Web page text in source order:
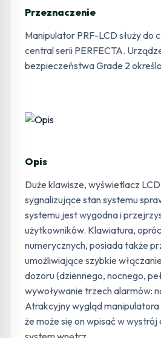
Przeznaczenie
Manipulator PRF-LCD służy do
central serii PERFECTA.
bezpieczeństwa Grade 2
Opis
Duże klawisze, wyświetlacz
sygnalizujące stan systemu
systemu jest wygodna i
użytkowników. Klawiatura,
numerycznych, posiada także
umożliwiające szybkie
dozoru (dziennego, nocnego,
wywoływanie trzech alarmów:
Atrakcyjny wygląd
że może się on wpisać w